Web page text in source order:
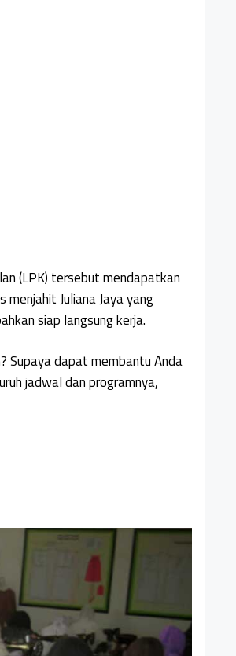
(LPK) tersebut mendapatkan
menjahit Juliana Jaya yang
siap langsung kerja.
Supaya dapat membantu Anda
jadwal dan programnya,